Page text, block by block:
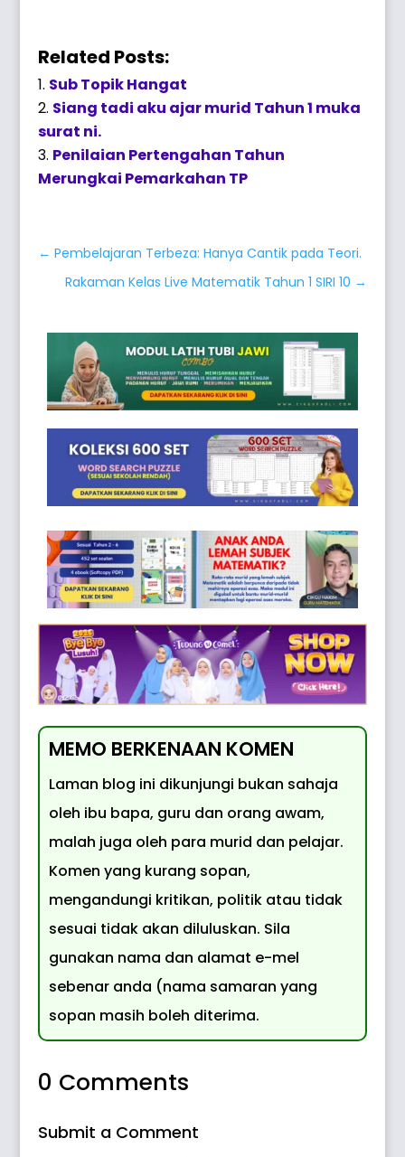
Related Posts:
Sub Topik Hangat
Siang tadi aku ajar murid Tahun 1 muka
surat ni.
Penilaian Pertengahan Tahun
Merungkai Pemarkahan TP
←Pembelajaran Terbeza: Hanya Cantik pada Teori.
Rakaman Kelas Live Matematik Tahun 1 SIRI 10 →
MEMO BERKENAAN KOMEN
Laman blog ini dikunjungi bukan sahaja
oleh ibu bapa, guru dan orang awam,
malah juga oleh para murid dan pelajar.
Komen yang kurang sopan,
mengandungi kritikan, politik atau tidak
sesuai tidak akan diluluskan. Sila
gunakan nama dan alamat e-mel
sebenar anda (nama samaran yang
sopan masih boleh diterima.
0 Comments
Submit a Comment